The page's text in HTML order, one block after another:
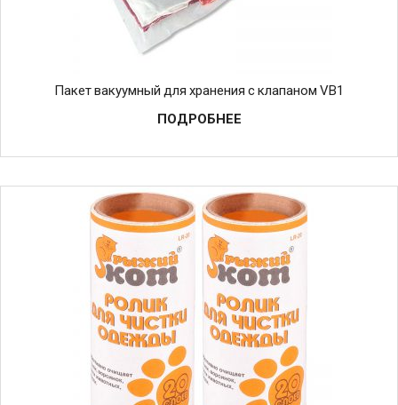
Пакет вакуумный для хранения с клапаном VB1
ПОДРОБНЕЕ